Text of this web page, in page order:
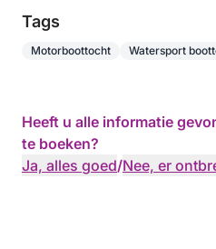
Tags
Motorboottocht Watersport
Heeft u alle informatie
te boeken?
Ja, alles goed/Nee, er